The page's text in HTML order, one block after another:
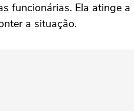
funcionárias. Ela atinge a
a situação.